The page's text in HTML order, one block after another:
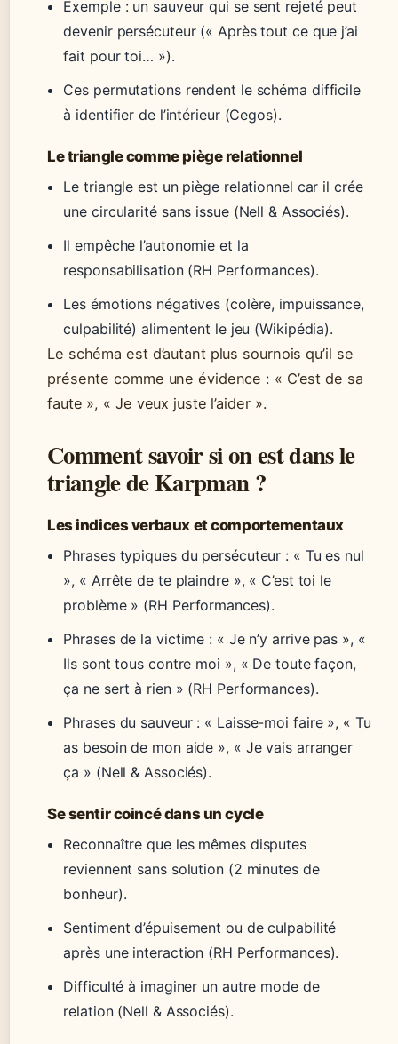
Exemple : un sauveur qui se sent rejeté peut
devenir persécuteur (« Après tout ce que j’ai
fait pour toi… »).
Ces permutations rendent le schéma difficile
à identifier de l’intérieur (Cegos).
Le triangle comme piège relationnel
Le triangle est un piège relationnel car il crée
une circularité sans issue (Nell & Associés).
Il empêche l’autonomie et la
responsabilisation (RH Performances).
Les émotions négatives (colère, impuissance,
culpabilité) alimentent le jeu (Wikipédia).
Le schéma est d’autant plus sournois qu’il se
présente comme une évidence : « C’est de sa
faute », « Je veux juste l’aider ».
Comment savoir si on est dans le
triangle de Karpman ?
Les indices verbaux et comportementaux
Phrases typiques du persécuteur : « Tu es nul
», « Arrête de te plaindre », « C’est toi le
problème » (RH Performances).
Phrases de la victime : « Je n’y arrive pas », «
Ils sont tous contre moi », « De toute façon,
ça ne sert à rien » (RH Performances).
Phrases du sauveur : « Laisse-moi faire », « Tu
as besoin de mon aide », « Je vais arranger
ça » (Nell & Associés).
Se sentir coincé dans un cycle
Reconnaître que les mêmes disputes
reviennent sans solution (2 minutes de
bonheur).
Sentiment d’épuisement ou de culpabilité
après une interaction (RH Performances).
Difficulté à imaginer un autre mode de
relation (Nell & Associés).